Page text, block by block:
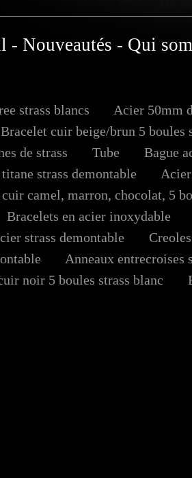
- Nouveautés - Qui
strass blancs
Acier 50mm
cuir beige/brun 5 boules
de strass
Tube
Bague
strass demontable
Acier
camel, marron, chocolat, 5
Bracelets en acier inoxydable
strass demontable
Anneaux entrecroises
noir 5 boules strass blanc